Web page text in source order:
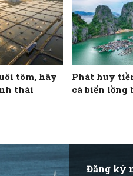
tôm, hãy
thái
Phát huy
cá biển lồng
Đăng ký